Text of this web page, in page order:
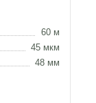
60 м
45 мкм
48 мм